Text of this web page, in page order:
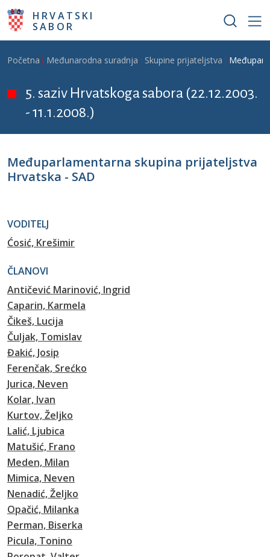
Skoči na glavni sadržaj
HRVATSKI
SABOR
Breadcrumb
Početna Međunarodna suradnja Skupine prijateljstva
5. saziv Hrvatskoga sabora (22.12.2003.
- 11.1.2008.)
Međuparlamentarna skupina prijateljstva
Hrvatska - SAD
VODITELJ
Ćosić, Krešimir
ČLANOVI
Antičević Marinović, Ingrid
Caparin, Karmela
Čikeš, Lucija
Čuljak, Tomislav
Đakić, Josip
Ferenčak, Srećko
Jurica, Neven
Kolar, Ivan
Kurtov, Željko
Lalić, Ljubica
Matušić, Frano
Meden, Milan
Mimica, Neven
Nenadić, Željko
Opačić, Milanka
Perman, Biserka
Picula, Tonino